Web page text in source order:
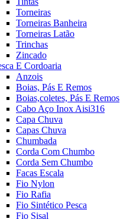
Torneiras
Torneiras Banheira
Torneiras Latão
Trinchas
Zincado
E Cordoaria
Anzois
Boias, Pás E Remos
Boias,coletes, Pás E Remos
Cabo Aço Inox Aisi316
Capa Chuva
Capas Chuva
Chumbada
Corda Com Chumbo
Corda Sem Chumbo
Facas Escala
Fio Nylon
Fio Rafia
Fio Sintético Pesca
Fio Sisal